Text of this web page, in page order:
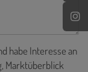
habe Interesse an
Marktüberblick